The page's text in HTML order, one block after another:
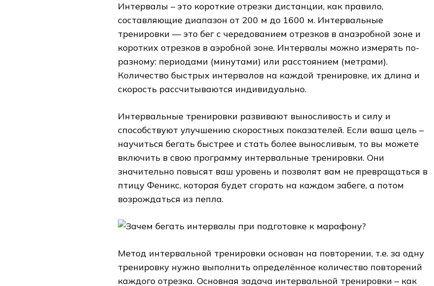
Интервалы – это короткие отрезки дистанции, как правило,
составляющие диапазон от 200 м до 1600 м. Интервальные
тренировки — это бег с чередованием отрезков в анаэробной зоне и
коротких отрезков в аэробной зоне. Интервалы можно измерять по-
разному: периодами (минутами) или расстоянием (метрами).
Количество быстрых интервалов на каждой тренировке, их длина и
скорость рассчитываются индивидуально.
Интервальные тренировки развивают выносливость и силу и
способствуют улучшению скоростных показателей. Если ваша цель –
научиться бегать быстрее и стать более выносливым, то вы можете
включить в свою программу интервальные тренировки. Они
значительно повысят ваш уровень и позволят вам не превращаться в
птицу Феникс, которая будет сгорать на каждом забеге, а потом
возрождаться из пепла.
Метод интервальной тренировки основан на повторении, т.е. за одну
тренировку нужно выполнить определённое количество повторений
каждого отрезка. Основная задача интервальной тренировки – как